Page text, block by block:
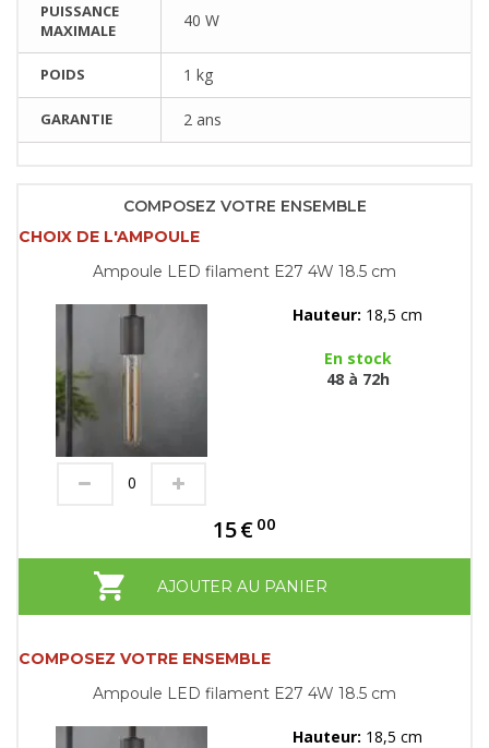
PUISSANCE
MAXIMALE
40 W
POIDS 1 kg
GARANTIE 2 ans
COMPOSEZ VOTRE ENSEMBLE
CHOIX DE L'AMPOULE
Ampoule LED filament E27 4W 18.5 cm
Hauteur: 18,5 cm
En stock
48 à 72h
15€ 00
AJOUTER AU PANIER
COMPOSEZ VOTRE ENSEMBLE
Ampoule LED filament E27 4W 18.5 cm
Hauteur: 18,5 cm